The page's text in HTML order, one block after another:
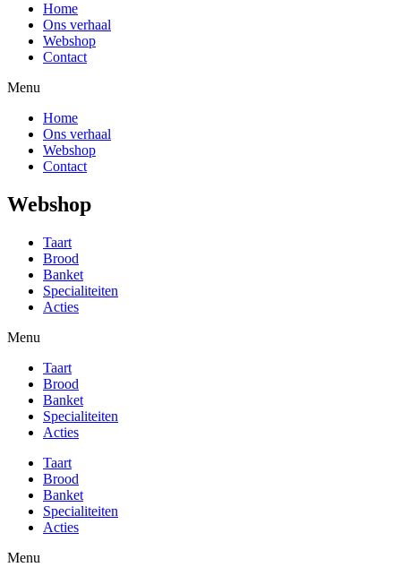
Home
Ons verhaal
Webshop
Contact
Menu
Home
Ons verhaal
Webshop
Contact
Webshop
Taart
Brood
Banket
Specialiteiten
Acties
Menu
Taart
Brood
Banket
Specialiteiten
Acties
Taart
Brood
Banket
Specialiteiten
Acties
Menu